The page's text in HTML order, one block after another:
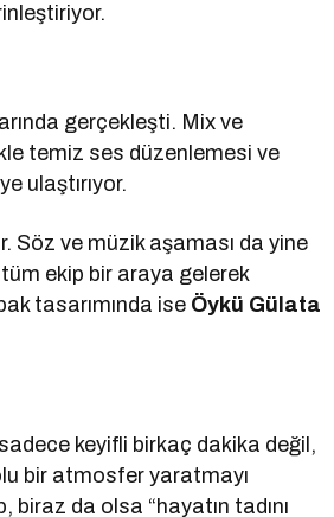
gerçekleşti. Mix ve
temiz ses düzenlemesi ve
ulaştırıyor.
Söz ve müzik aşaması da yine
ekip bir araya gelerek
tasarımında ise Öykü Gülata
keyifli birkaç dakika değil,
bir atmosfer yaratmayı
da olsa “hayatın tadını